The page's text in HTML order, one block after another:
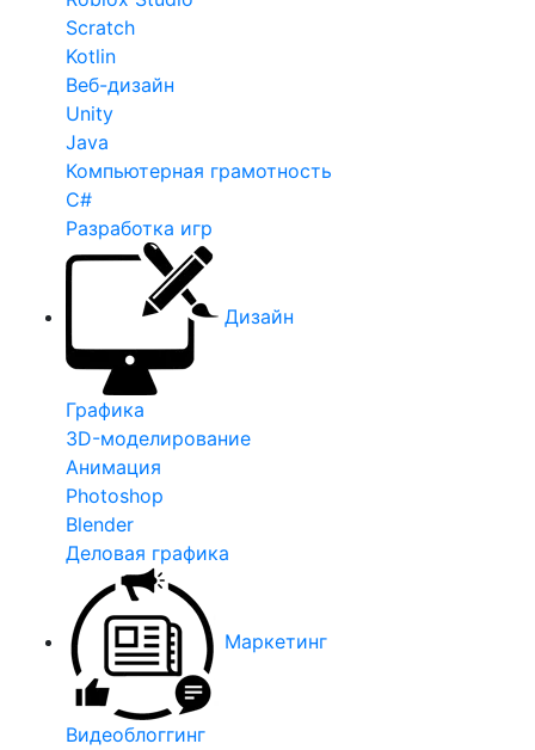
Scratch
Kotlin
Веб-дизайн
Unity
Java
Компьютерная грамотность
C#
Разработка игр
Дизайн
Графика
3D-моделирование
Анимация
Photoshop
Blender
Деловая графика
Маркетинг
Видеоблоггинг